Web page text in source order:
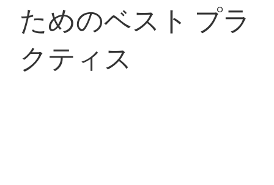
ためのベスト プラ
クティス